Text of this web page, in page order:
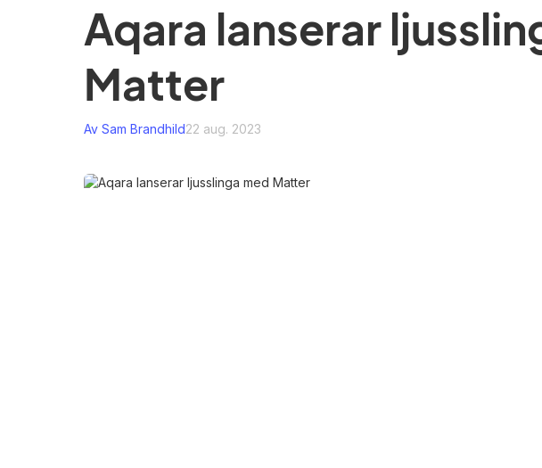
Aqara lanserar
Matter
Av Sam Brandhild22 aug. 2023